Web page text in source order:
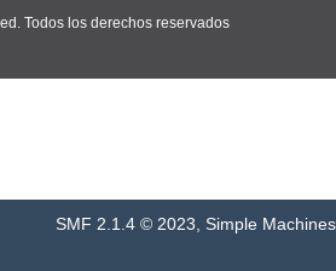
Todos los derechos reservados
SMF 2.1.4 © 2023 Simple Machines